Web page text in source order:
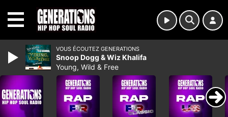
VOUS ÉCOUTEZ GENERATIONS
Snoop Dogg & Wiz Khalifa
Young, Wild & Free